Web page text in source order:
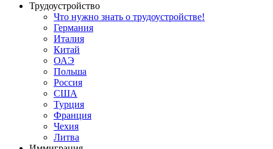
Трудоустройство
Что нужно знать о трудоустройстве!
Германия
Италия
Китай
ОАЭ
Польша
Россия
США
Турция
Франция
Чехия
Литва